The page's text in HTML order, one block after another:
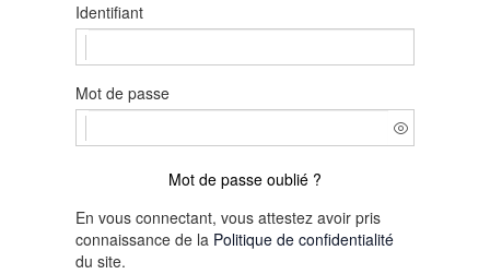
Identifiant
Mot de passe
Mot de passe oublié ?
En vous connectant, vous attestez avoir pris
connaissance de la Politique de confidentialité
du site.